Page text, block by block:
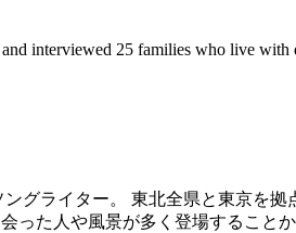
interviewed 25 families who live
グライター。 東北全県と東京を
った人や風景が多く登場すること